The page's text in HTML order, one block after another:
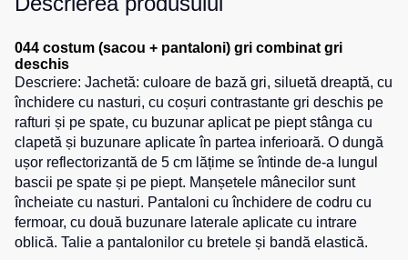
reflectorizante
Veste
pentru
copii
Combinezoane
cu
fermoar
Hanorac
Tours
Hanorace
Hanorac
Honorace
pentru
scurți
pentru
copii
Îmbrăcăminte
cu
vizibilitate
înaltă
044 costum (sacou + pantaloni) gri combinat gri
deschis
Descriere: Jachetă: culoare de bază gri, siluetă dreaptă, cu
închidere cu nasturi, cu coșuri contrastante gri deschis pe
rafturi și pe spate, cu buzunar aplicat pe piept stânga cu
clapetă și buzunare aplicate în partea inferioară. O dungă
ușor reflectorizantă de 5 cm lățime se întinde de-a lungul
bascii pe spate și pe piept. Manșetele mânecilor sunt
încheiate cu nasturi. Pantaloni cu închidere de codru cu
fermoar, cu două buzunare laterale aplicate cu intrare
oblică. Talie a pantalonilor cu bretele și bandă elastică.